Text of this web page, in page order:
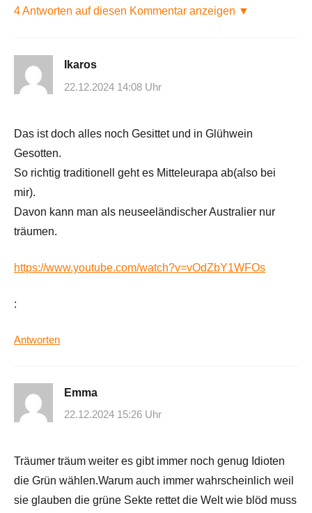
4 Antworten auf diesen Kommentar anzeigen ▼
Ikaros
22.12.2024 14:08 Uhr
Das ist doch alles noch Gesittet und in Glühwein
Gesotten.
So richtig traditionell geht es Mitteleurapa ab(also bei
mir).
Davon kann man als neuseeländischer Australier nur
träumen.
https://www.youtube.com/watch?v=vOdZbY1WFOs
:
Antworten
Emma
22.12.2024 15:26 Uhr
Träumer träum weiter es gibt immer noch genug Idioten
die Grün wählen.Warum auch immer wahrscheinlich weil
sie glauben die grüne Sekte rettet die Welt wie blöd muss